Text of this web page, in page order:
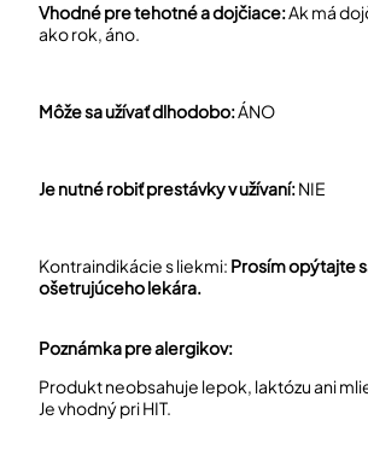
Vhodné pre tehotné a dojčiace:Ak má
ako rok, áno.
Môže sa užívať dlhodobo:ÁNO
Je nutné robiť prestávky v užívaní:NIE
Kontraindikácie s liekmi: Prosím opýtajte
ošetrujúceho lekára.
Poznámka pre alergikov:
Produkt neobsahuje lepok, laktózu ani
Je vhodný pri HIT.